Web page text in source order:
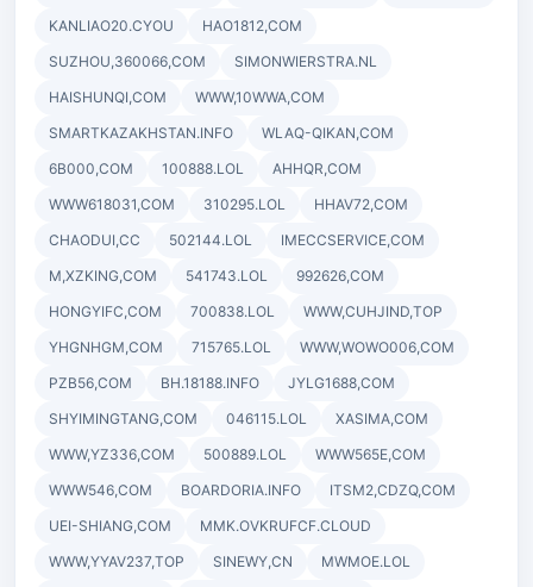
KANLIAO20.CYOU
HAO1812,COM
SUZHOU,360066,COM
SIMONWIERSTRA.NL
HAISHUNQI,COM
WWW,10WWA,COM
SMARTKAZAKHSTAN.INFO
WLAQ-QIKAN,COM
6B000,COM
100888.LOL
AHHQR,COM
WWW618031,COM
310295.LOL
HHAV72,COM
CHAODUI,CC
502144.LOL
IMECCSERVICE,COM
M,XZKING,COM
541743.LOL
992626,COM
HONGYIFC,COM
700838.LOL
WWW,CUHJIND,TOP
YHGNHGM,COM
715765.LOL
WWW,WOWO006,COM
PZB56,COM
BH.18188.INFO
JYLG1688,COM
SHYIMINGTANG,COM
046115.LOL
XASIMA,COM
WWW,YZ336,COM
500889.LOL
WWW565E,COM
WWW546,COM
BOARDORIA.INFO
ITSM2,CDZQ,COM
UEI-SHIANG,COM
MMK.OVKRUFCF.CLOUD
WWW,YYAV237,TOP
SINEWY,CN
MWMOE.LOL